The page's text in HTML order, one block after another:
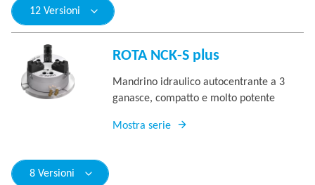
12 Versioni
ROTA NCK-S plus
Mandrino idraulico autocentrante a 3
ganasce, compatto e molto potente
Mostra serie
8 Versioni